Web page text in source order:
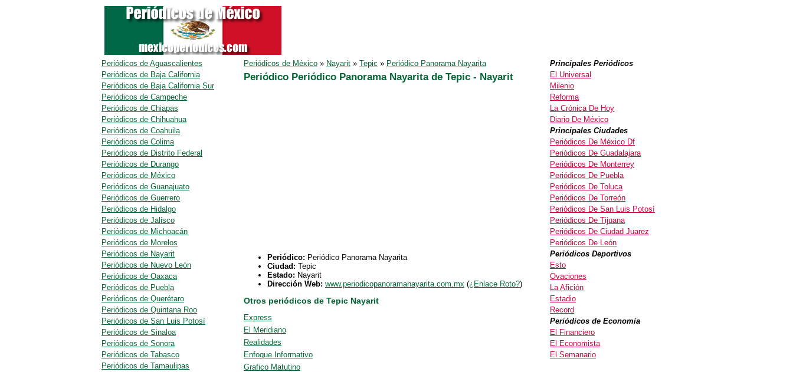
Periódicos de México» Nayarit» Tepic » Periódico Panorama Nayarita
Periódico Periódico Panorama Nayarita de Tepic - Nayarit
Periódico: Periódico Panorama Nayarita
Ciudad: Tepic
Estado: Nayarit
Dirección Web: www.periodicopanoramanayarita.com.mx(¿Enlace Roto?)
Otros periódicos de Tepic Nayarit
Express
El Meridiano
Realidades
Enfoque Informativo
Grafico Matutino
Periódicos de Aguascalientes
Periódicos de Baja California
Periódicos de Baja California Sur
Periódicos de Campeche
Periódicos de Chiapas
Periódicos de Chihuahua
Periódicos de Coahuila
Periódicos de Colima
Periódicos de Distrito Federal
Periódicos de Durango
Periódicos de México
Periódicos de Guanajuato
Periódicos de Guerrero
Periódicos de Hidalgo
Periódicos de Jalisco
Periódicos de Michoacán
Periódicos de Morelos
Periódicos de Nayarit
Periódicos de Nuevo León
Periódicos de Oaxaca
Periódicos de Puebla
Periódicos de Querétaro
Periódicos de Quintana Roo
Periódicos de San Luis Potosí
Periódicos de Sinaloa
Periódicos de Sonora
Periódicos de Tabasco
Periódicos de Tamaulipas
Principales Periódicos
El Universal
Milenio
Reforma
La Crónica De Hoy
Diario De México
Principales Ciudades
Periódicos De México Df
Periódicos De Guadalajara
Periódicos De Monterrey
Periódicos De Puebla
Periódicos De Toluca
Periódicos De Torreón
Periódicos De San Luis Potosí
Periódicos De Tijuana
Periódicos De Ciudad Juarez
Periódicos De León
Periódicos Deportivos
Esto
Ovaciones
La Afición
Estadio
Record
Periódicos de Economía
El Financiero
El Economista
El Semanario